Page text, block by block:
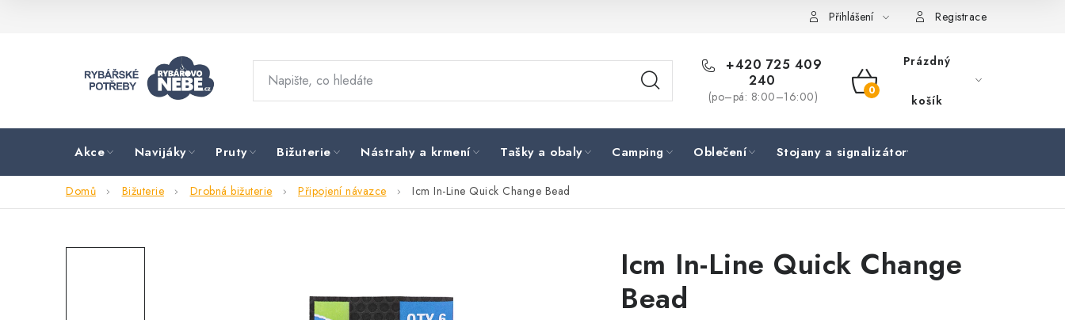
Přihlášení Registrace
+420 725 409
240
(po–pá: 8:00–16:00)
NÁKUPNÍ
Prázdný
košík
Akce Navijáky Pruty Bižuterie Nástrahy a krmení Tašky a obaly Camping Oblečení Stojany a signalizátory
Domů Bižuterie Drobná bižuterie Připojení návazce Icm In-Line Quick Change Bead
Icm In-Line Quick Change
Bead